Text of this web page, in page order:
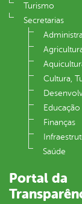
Turismo
Secretarias
Cultura,
Educação
Finanças
Saúde
Portal da